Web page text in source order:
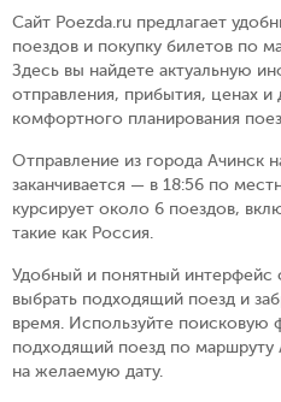
Сайт Poezda.ru предлагает
поездов и покупку билетов по
Здесь вы найдете актуальную
отправления, прибытия, ценах и
комфортного планирования
Отправление из города Ачинск
заканчивается — в 18:56 по
курсирует около 6 поездов,
такие как Россия.
Удобный и понятный интерфейс
выбрать подходящий поезд и
время. Используйте поисковую
подходящий поезд по маршруту
на желаемую дату.